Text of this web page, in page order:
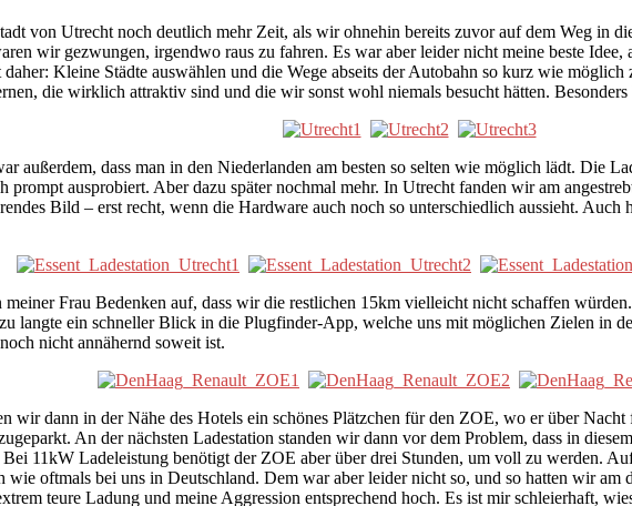
von Utrecht noch deutlich mehr Zeit, als wir ohnehin bereits zuvor auf dem Weg in
wir gezwungen, irgendwo raus zu fahren. Es war aber leider nicht meine beste Idee,
Kleine Städte auswählen und die Wege abseits der Autobahn so kurz wie
die wirklich attraktiv sind und die wir sonst wohl niemals besucht hätten. Besonders
außerdem, dass man in den Niederlanden am besten so selten wie möglich lädt. Die
prompt ausprobiert. Aber dazu später nochmal mehr. In Utrecht fanden wir am
Bild – erst recht, wenn die Hardware auch noch so unterschiedlich aussieht.
Frau Bedenken auf, dass wir die restlichen 15km vielleicht nicht schaffen
langte ein schneller Blick in die Plugfinder-App, welche uns mit möglichen Zielen in
nicht annähernd soweit ist.
wir dann in der Nähe des Hotels ein schönes Plätzchen für den ZOE, wo er über
An der nächsten Ladestation standen wir dann vor dem Problem, dass in
11kW Ladeleistung benötigt der ZOE aber über drei Stunden, um voll zu werden.
wie oftmals bei uns in Deutschland. Dem war aber leider nicht so, und so hatten wir
teure Ladung und meine Aggression entsprechend hoch. Es ist mir schleierhaft,